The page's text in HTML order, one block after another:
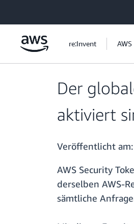
re:Invent
Der
aktiviert
Veröffentlicht am:
AWS Security
derselben AWS-
sämtliche